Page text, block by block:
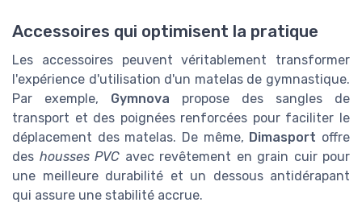
Accessoires qui optimisent la pratique
Les accessoires peuvent véritablement transformer
l'expérience d'utilisation d'un matelas de gymnastique.
Par exemple, Gymnova propose des sangles de
transport et des poignées renforcées pour faciliter le
déplacement des matelas. De même, Dimasport offre
des housses PVC avec revêtement en grain cuir pour
une meilleure durabilité et un dessous antidérapant
qui assure une stabilité accrue.